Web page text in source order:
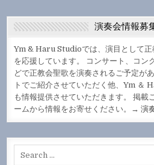
ョ
ン 演奏会情報募
Ym & Haru Studioでは、演目として正
を応援しています。 コンサート、コン
どで正教会聖歌を演奏されるご予定が
トでご紹介させていただく他、Ym
も情報提供させていただきます。 掲載
ームから情報をお寄せください。→演